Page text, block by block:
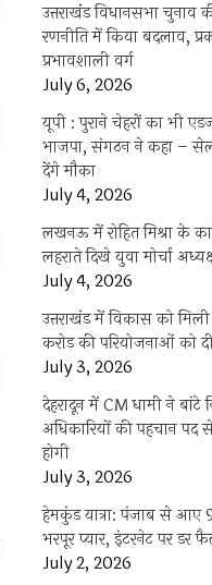
उत्तराखंंड विधानसभा चुनाव
रणनीति में किया बदलाव,
प्रभावशाली वर्ग
July 6, 2026
यूपी : पुराने चेहरों का भी
भाजपा, संगठन ने कहा –
देंगे मौका
July 4, 2026
लखनऊ में रोहित मिश्रा के
लहराते दिखे युवा मोर्चा
July 4, 2026
उत्तराखंड में विकास को
करोड़ की परियोजनाओं को
July 3, 2026
देहरादून में CM धामी ने बांटे
अधिकारियों की पहचान पद
होगी
July 3, 2026
हेमकुंड यात्रा: पंजाब से आए
भरपूर प्यार, इंटरनेट पर डर
July 2, 2026